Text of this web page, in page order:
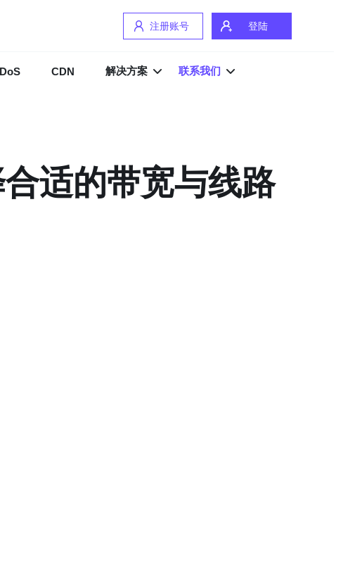
注册账号 登陆
CDN 解决方案 联系我们
适的带宽与线路